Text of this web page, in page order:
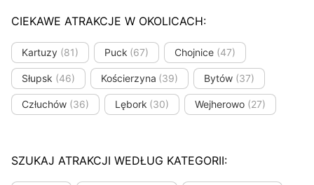
CIEKAWE ATRAKCJE W OKOLICACH:
Kartuzy (81) Puck (67) Chojnice (47)
Słupsk (46) Kościerzyna (39) Bytów (37)
Człuchów (36) Lębork (30) Wejherowo (27)
SZUKAJ ATRAKCJI WEDŁUG KATEGORII: